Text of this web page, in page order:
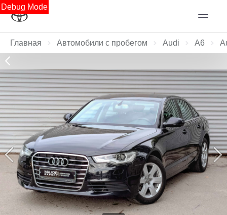
Debug Mode
Главная Автомобили с пробегом Audi A6